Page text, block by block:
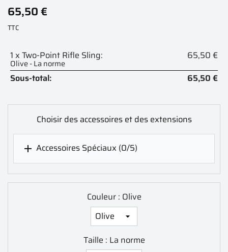
65,50 €
TTC
1 x Two-Point Rifle Sling:
Olive - La norme
65,50 €
Sous-total:
65,50 €
Choisir des accessoires et des extensions
 Accessoires Spéciaux (0/5)
Couleur : Olive
Taille : La norme